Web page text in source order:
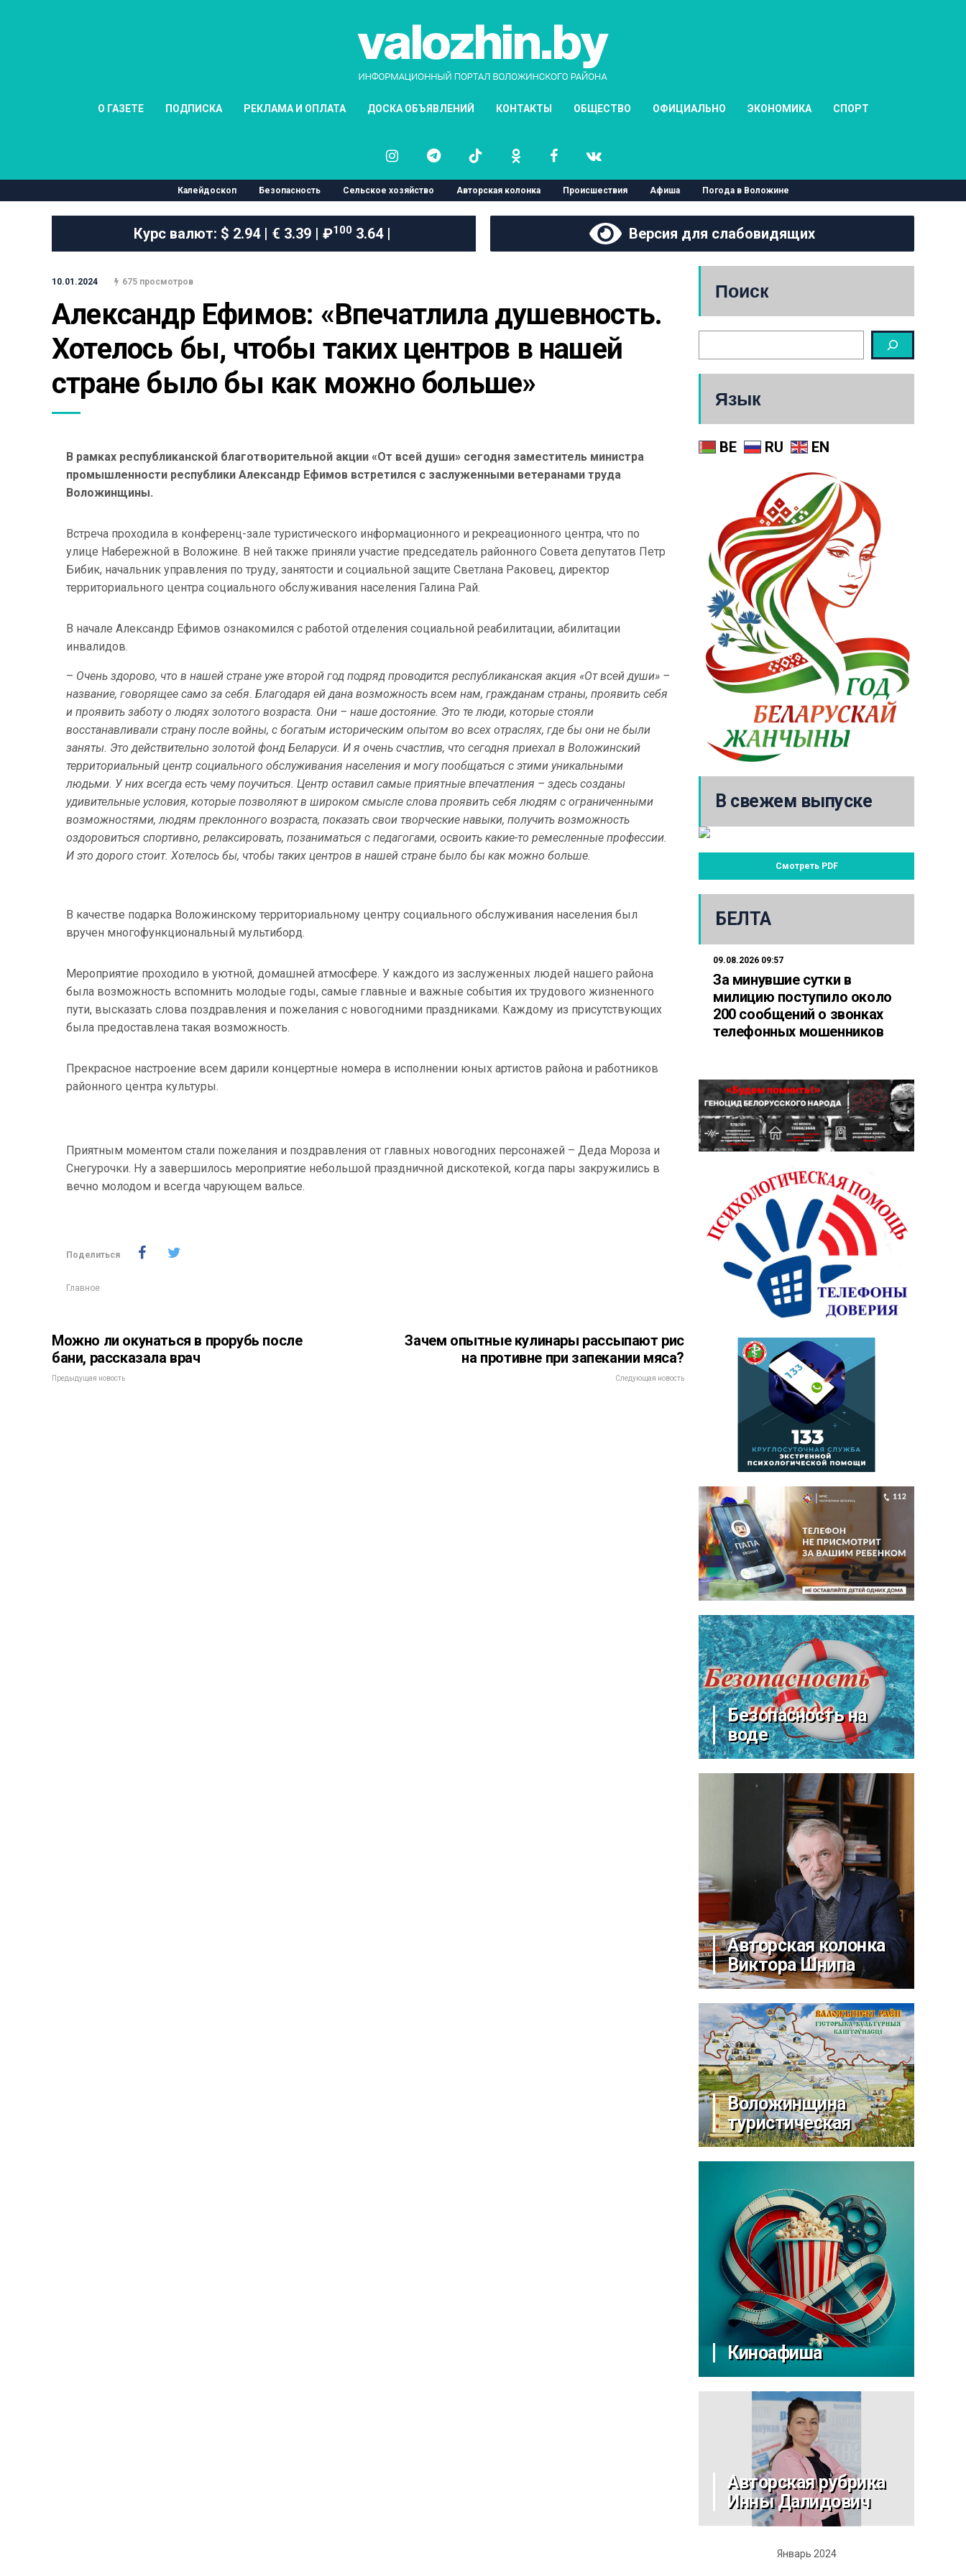
О ГАЗЕТЕ ПОДПИСКА РЕКЛАМА И ОПЛАТА ДОСКА ОБЪЯВЛЕНИЙ КОНТАКТЫ ОБЩЕСТВО ОФИЦИАЛЬНО ЭКОНОМИКА СПОРТ
Калейдоскоп Безопасность Сельское хозяйство Авторская колонка Происшествия Афиша Погода в Воложине
Курс валют: $ 2.94 | € 3.39 | ₽1003.64 | Версия для слабовидящих
10.01.2024 675 просмотров
Александр Ефимов: «Впечатлила душевность.
Хотелось бы, чтобы таких центров в нашей
стране было бы как можно больше»
В рамках республиканской благотворительной акции «От всей души» сегодня заместитель министра
промышленности республики Александр Ефимов встретился с заслуженными ветеранами труда
Воложинщины.
Встреча проходила в конференц-зале туристического информационного и рекреационного центра, что по
улице Набережной в Воложине. В ней также приняли участие председатель районного Совета депутатов Петр
Бибик, начальник управления по труду, занятости и социальной защите Светлана Раковец, директор
территориального центра социального обслуживания населения Галина Рай.
В начале Александр Ефимов ознакомился с работой отделения социальной реабилитации, абилитации
инвалидов.
– Очень здорово, что в нашей стране уже второй год подряд проводится республиканская акция «От всей души» –
название, говорящее само за себя. Благодаря ей дана возможность всем нам, гражданам страны, проявить себя
и проявить заботу о людях золотого возраста. Они – наше достояние. Это те люди, которые стояли
восстанавливали страну после войны, с богатым историческим опытом во всех отраслях, где бы они не были
заняты. Это действительно золотой фонд Беларуси. И я очень счастлив, что сегодня приехал в Воложинский
территориальный центр социального обслуживания населения и могу пообщаться с этими уникальными
людьми. У них всегда есть чему поучиться. Центр оставил самые приятные впечатления – здесь созданы
удивительные условия, которые позволяют в широком смысле слова проявить себя людям с ограниченными
возможностями, людям преклонного возраста, показать свои творческие навыки, получить возможность
оздоровиться спортивно, релаксировать, позаниматься с педагогами, освоить какие-то ремесленные профессии.
И это дорого стоит. Хотелось бы, чтобы таких центров в нашей стране было бы как можно больше.
В качестве подарка Воложинскому территориальному центру социального обслуживания населения был
вручен многофункциональный мультиборд.
Мероприятие проходило в уютной, домашней атмосфере. У каждого из заслуженных людей нашего района
была возможность вспомнить молодые годы, самые главные и важные события их трудового жизненного
пути, высказать слова поздравления и пожелания с новогодними праздниками. Каждому из присутствующих
была предоставлена такая возможность.
Прекрасное настроение всем дарили концертные номера в исполнении юных артистов района и работников
районного центра культуры.
Приятным моментом стали пожелания и поздравления от главных новогодних персонажей – Деда Мороза и
Снегурочки. Ну а завершилось мероприятие небольшой праздничной дискотекой, когда пары закружились в
вечно молодом и всегда чарующем вальсе.
Поделиться
Главное
Можно ли окунаться в прорубь после
бани, рассказала врач
Предыдущая новость
Зачем опытные кулинары рассыпают рис
на противне при запекании мяса?
Следующая новость
Поиск
Язык
BE RU EN
В свежем выпуске
Смотреть PDF
БЕЛТА
09.08.2026 09:57
За минувшие сутки в
милицию поступило около
200 сообщений о звонках
телефонных мошенников
Безопасность на
воде
Авторская колонка
Виктора Шнипа
Воложинщина
туристическая
Киноафиша
Авторская рубрика
Инны Далидович
Январь 2024